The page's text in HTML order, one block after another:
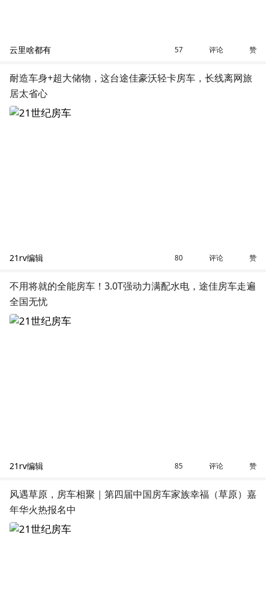
云里啥都有 57 评论 赞
耐造车身+超大储物，这台途佳豪沃轻卡房车，长线离网旅
居太省心
21rv编辑 80 评论 赞
不用将就的全能房车！3.0T强动力满配水电，途佳房车走遍
全国无忧
21rv编辑 85 评论 赞
风遇草原，房车相聚｜第四届中国房车家族幸福（草原）嘉
年华火热报名中